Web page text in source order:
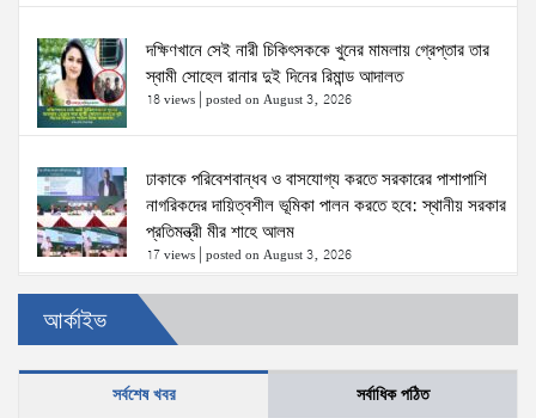
দক্ষিণখানে সেই নারী চিকিৎসককে খুনের মামলায় গ্রেপ্তার তার
স্বামী সোহেল রানার দুই দিনের রিমান্ড আদালত
18 views posted on August 3, 2026
ঢাকাকে পরিবেশবান্ধব ও বাসযোগ্য করতে সরকারের পাশাপাশি
নাগরিকদের দায়িত্বশীল ভূমিকা পালন করতে হবে: স্থানীয় সরকার
প্রতিমন্ত্রী মীর শাহে আলম
17 views posted on August 3, 2026
‘তরুণদের উৎসাহ দিলেন যুব ও ক্রীড়া প্রতিমন্ত্রী, এলজিআরডি
প্রতিমন্ত্রী, জনপ্রশাসন প্রতিমন্ত্রীসহ বগুড়ার সংসদ সদস্যরা’
16 views|posted on August 2, 2026
আর্কাইভ
সর্বশেষ খবর সর্বাধিক পঠিত